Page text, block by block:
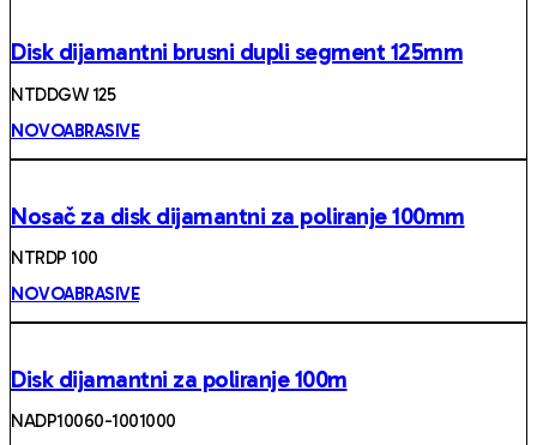
Disk dijamantni brusni dupli segment 125mm
NTDDGW 125
NOVOABRASIVE
Nosač za disk dijamantni za poliranje 100mm
NTRDP 100
NOVOABRASIVE
Disk dijamantni za poliranje 100m
NADP10060-1001000